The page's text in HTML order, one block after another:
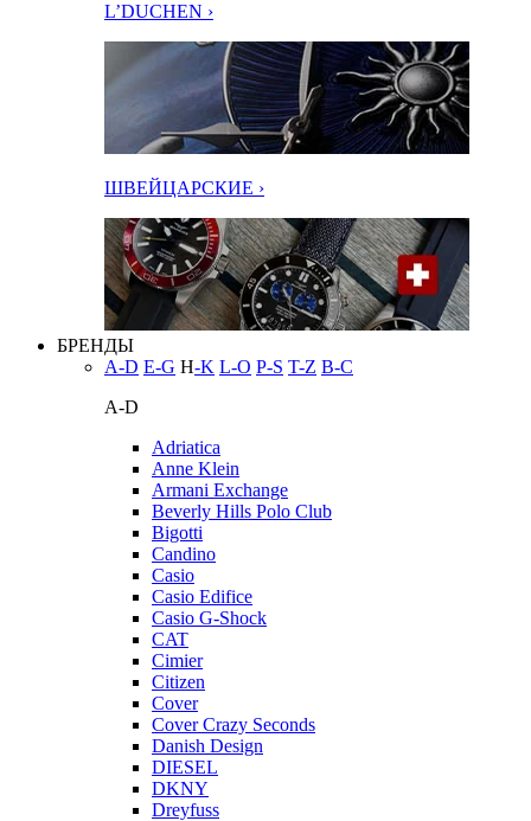
L’DUCHEN ›
ШВЕЙЦАРСКИЕ ›
БРЕНДЫ
A-D E-G H-K L-O P-S T-Z В-С
A-D
Adriatica
Anne Klein
Armani Exchange
Beverly Hills Polo Club
Bigotti
Candino
Casio
Casio Edifice
Casio G-Shock
CAT
Cimier
Citizen
Cover
Cover Crazy Seconds
Danish Design
DIESEL
DKNY
Dreyfuss